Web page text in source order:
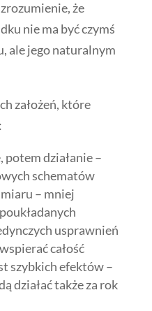
że
nie ma być czymś
ale jego naturalnym
założeń, które
działanie –
schematów
– mniej
usprawnień
całość
szybkich efektów –
działać także za rok